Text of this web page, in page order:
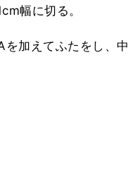
幅に切る。
加えてふたをし、中